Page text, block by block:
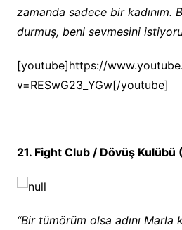
zamanda sadece bir kadınım.
durmuş, beni sevmesini
[youtube]https://
v=RESwG23_YGw[/youtube]
21. Fight Club / Dövüş Kulübü
“Bir tümörüm olsa adını Marla